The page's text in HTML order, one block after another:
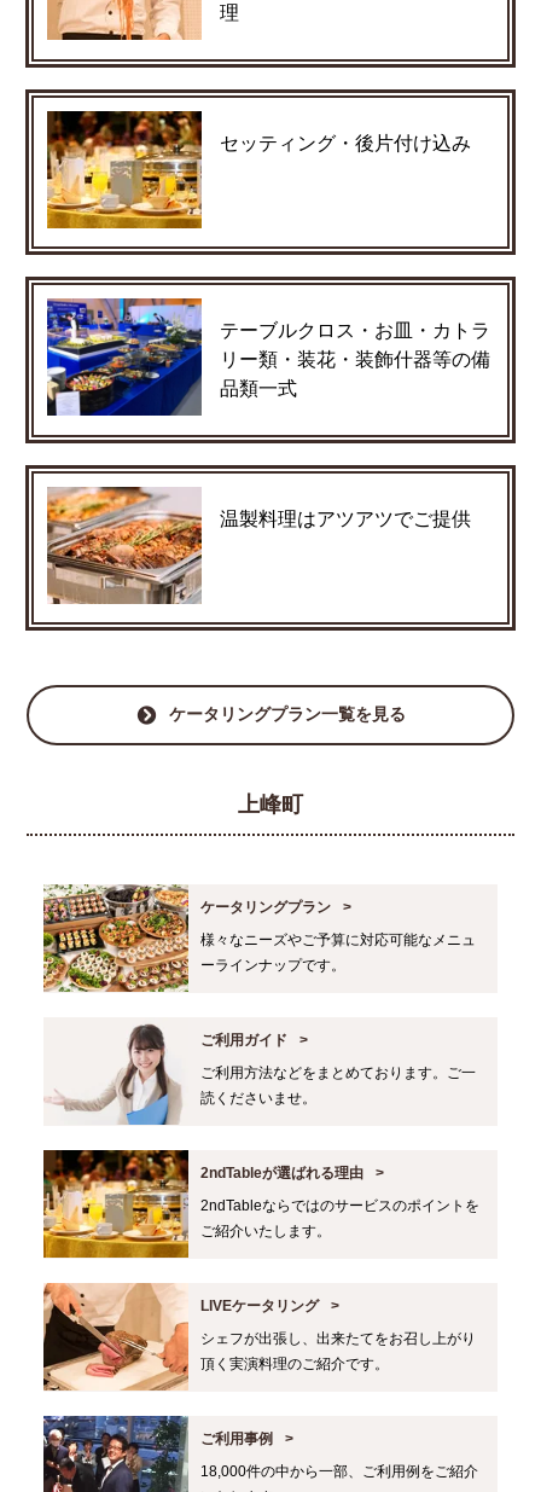
理
セッティング・後片付け込み
テーブルクロス・お皿・カトラ
リー類・装花・装飾什器等の備
品類一式
温製料理はアツアツでご提供
ケータリングプラン一覧を見る
上峰町
ケータリングプラン
様々なニーズやご予算に対応可能なメニュ
ーラインナップです。
ご利用ガイド
ご利用方法などをまとめております。ご一
読くださいませ。
2ndTableが選ばれる理由
2ndTableならではのサービスのポイントを
ご紹介いたします。
LIVEケータリング
シェフが出張し、出来たてをお召し上がり
頂く実演料理のご紹介です。
ご利用事例
18,000件の中から一部、ご利用例をご紹介